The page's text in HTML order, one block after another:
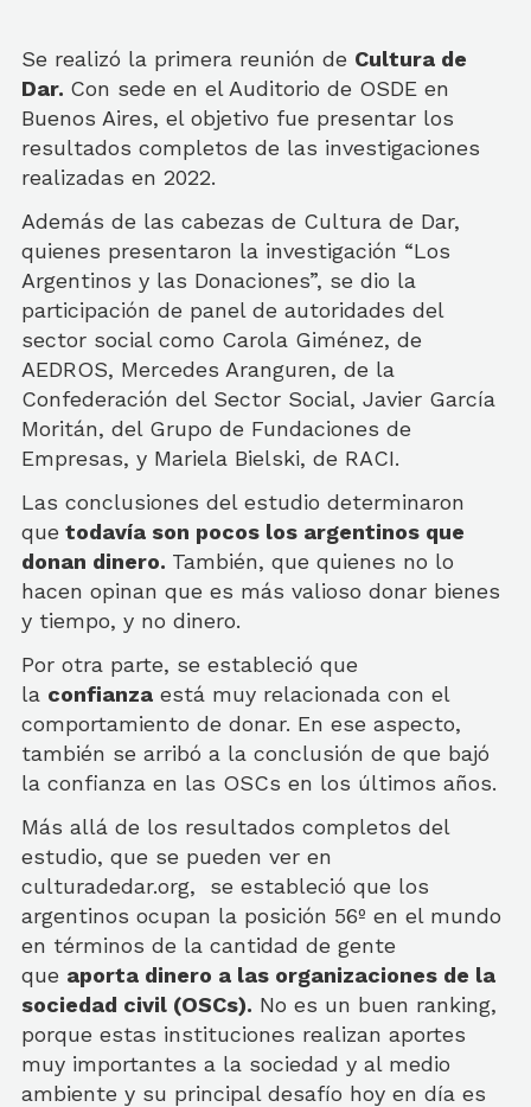
Se realizó la primera reunión de Cultura de
Dar. Con sede en el Auditorio de OSDE en
Buenos Aires, el objetivo fue presentar los
resultados completos de las investigaciones
realizadas en 2022.
Además de las cabezas de Cultura de Dar,
quienes presentaron la investigación “Los
Argentinos y las Donaciones”, se dio la
participación de panel de autoridades del
sector social como Carola Giménez, de
AEDROS, Mercedes Aranguren, de la
Confederación del Sector Social, Javier García
Moritán, del Grupo de Fundaciones de
Empresas, y Mariela Bielski, de RACI.
Las conclusiones del estudio determinaron
que todavía son pocos los argentinos que
donan dinero. También, que quienes no lo
hacen opinan que es más valioso donar bienes
y tiempo, y no dinero.
Por otra parte, se estableció que
la confianza está muy relacionada con el
comportamiento de donar. En ese aspecto,
también se arribó a la conclusión de que bajó
la confianza en las OSCs en los últimos años.
Más allá de los resultados completos del
estudio, que se pueden ver en
culturadedar.org, se estableció que los
argentinos ocupan la posición 56º en el mundo
en términos de la cantidad de gente
que aporta dinero a las organizaciones de la
sociedad civil (OSCs). No es un buen ranking,
porque estas instituciones realizan aportes
muy importantes a la sociedad y al medio
ambiente y su principal desafío hoy en día es